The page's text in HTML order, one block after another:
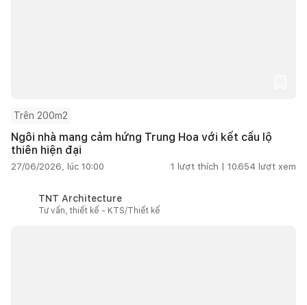
Trên 200m2
Ngôi nhà mang cảm hứng Trung Hoa với kết cấu lộ
thiên hiện đại
27/06/2026, lúc 10:00 1 lượt thích | 10.654 lượt xem
TNT Architecture
Tư vấn, thiết kế - KTS/Thiết kế